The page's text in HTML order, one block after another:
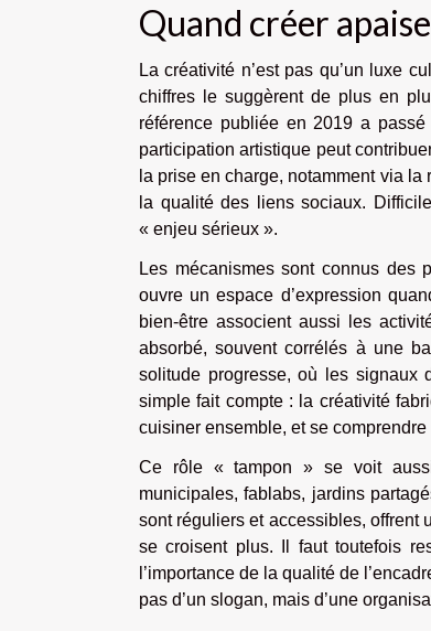
Quand créer
La créativité n’est pas qu’un luxe
chiffres le suggèrent de plus en
référence publiée en 2019 a
participation artistique peut
la prise en charge, notamment via la
la qualité des liens sociaux.
« enjeu sérieux ».
Les mécanismes sont connus des
ouvre un espace d’expression
bien-être associent aussi les
absorbé, souvent corrélés à une
solitude progresse, où les signaux
simple fait compte : la créativité
cuisiner ensemble, et se comprendre
Ce rôle « tampon » se voit aussi
municipales, fablabs, jardins
sont réguliers et accessibles, offrent
se croisent plus. Il faut toutefois
l’importance de la qualité de
pas d’un slogan, mais d’une